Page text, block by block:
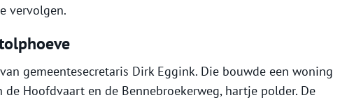
vervolgen.
gemeentesecretaris Dirk Eggink. Die bouwde een woning
Hoofdvaart en de Bennebroekerweg, hartje polder. De